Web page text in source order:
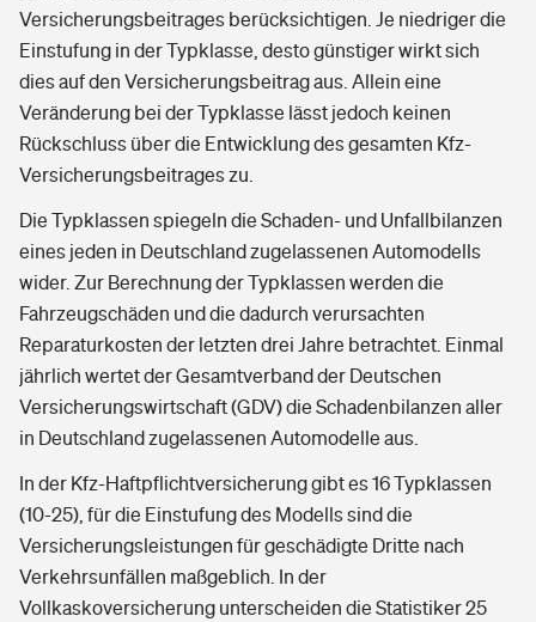
Versicherungsbeitrages berücksichtigen. Je niedriger die
Einstufung in der Typklasse, desto günstiger wirkt sich
dies auf den Versicherungsbeitrag aus. Allein eine
Veränderung bei der Typklasse lässt jedoch keinen
Rückschluss über die Entwicklung des gesamten Kfz-
Versicherungsbeitrages zu.
Die Typklassen spiegeln die Schaden- und Unfallbilanzen
eines jeden in Deutschland zugelassenen Automodells
wider. Zur Berechnung der Typklassen werden die
Fahrzeugschäden und die dadurch verursachten
Reparaturkosten der letzten drei Jahre betrachtet. Einmal
jährlich wertet der Gesamtverband der Deutschen
Versicherungswirtschaft (GDV) die Schadenbilanzen aller
in Deutschland zugelassenen Automodelle aus.
In der Kfz-Haftpflichtversicherung gibt es 16 Typklassen
(10-25), für die Einstufung des Modells sind die
Versicherungsleistungen für geschädigte Dritte nach
Verkehrsunfällen maßgeblich. In der
Vollkaskoversicherung unterscheiden die Statistiker 25